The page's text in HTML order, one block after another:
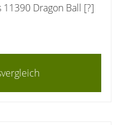
Dragon Ball [?]